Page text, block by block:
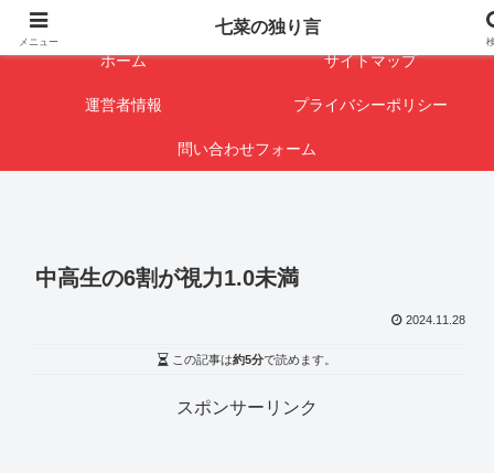
闇を暴けば･･･表になります
ホーム サイトマップ
運営者情報 プライバシーポリシー
問い合わせフォーム
中高生の6割が視力1.0未満
2024.11.28
この記事は約5分で読めます。
スポンサーリンク
メニュー
七菜の独り言